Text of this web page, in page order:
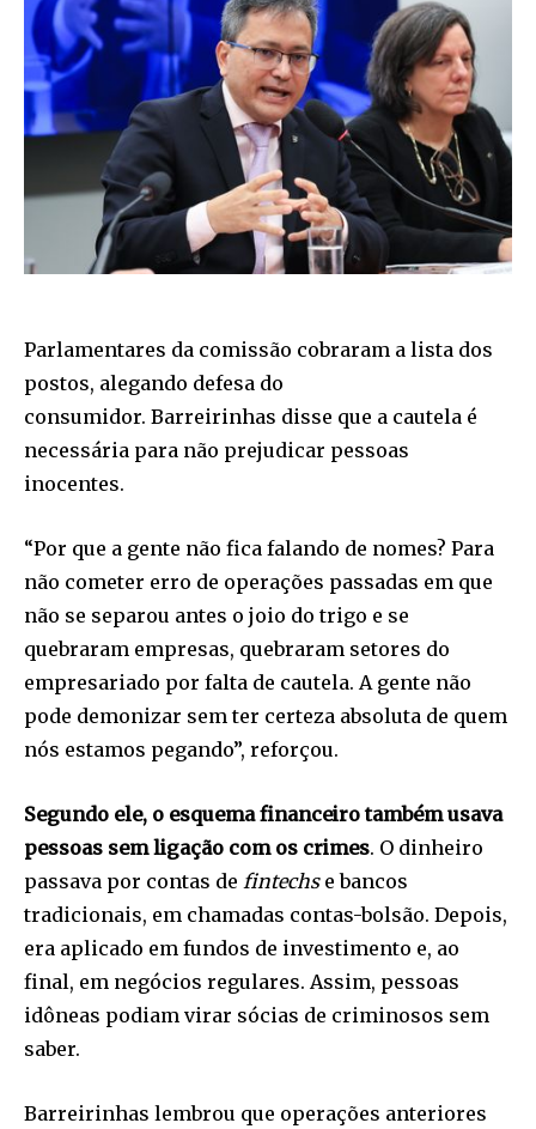
Parlamentares da comissão cobraram a lista dos
postos, alegando defesa do
consumidor. Barreirinhas disse que a cautela é
necessária para não prejudicar pessoas
inocentes.
“Por que a gente não fica falando de nomes? Para
não cometer erro de operações passadas em que
não se separou antes o joio do trigo e se
quebraram empresas, quebraram setores do
empresariado por falta de cautela. A gente não
pode demonizar sem ter certeza absoluta de quem
nós estamos pegando”, reforçou.
Segundo ele, o esquema financeiro também usava
pessoas sem ligação com os crimes. O dinheiro
passava por contas de fintechse bancos
tradicionais, em chamadas contas-bolsão. Depois,
era aplicado em fundos de investimento e, ao
final, em negócios regulares. Assim, pessoas
idôneas podiam virar sócias de criminosos sem
saber.
Barreirinhas lembrou que operações anteriores